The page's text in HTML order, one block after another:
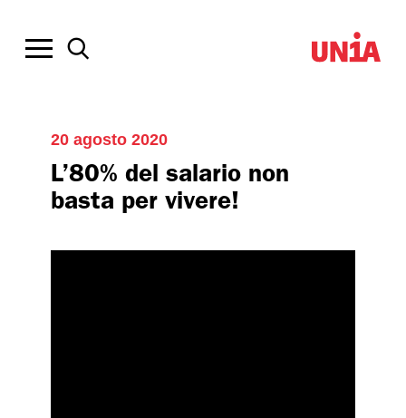
20 agosto 2020
L’80% del salario non
basta per vivere!